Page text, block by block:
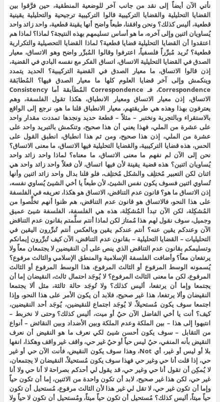
نأتي الآن أيضاً إلى نقد من جانب آخر للوضعية المنطقية، حين فرَّقوا بين
القضايا التحليلية والقضايا التركيبية قالوا التركيبية ترجيحية والتحليلية يقينية
قطعية، أليس كذلك؟ ونحن وافقنا، طبعاً واضح أنها يقينة قطعية، واحد زائد واحد
يُساويان اثنين وإلى آخره، ما هو أساس تسليمهم بهذه النتيجة؟ لماذا؟ لماذا هم
اعتقدوا أن القضايا التحليلية قضايا قطعية؟ لماذا القضايا التحصيلية والتكرارية
قطعية؟ نُريد مُبرِّراً فلسفياً، اعترفوا وقالوا المُبرِّر واضح وهو الاتساق، معيار
الصدق في القضايا التحليلية الاتساق، اتساق الفكر مع نفسه البادي في القضية،
إذن قالوا الاتساق، ما معيار الصدق في القضية التركيبية؟ الحديد يتمدد
وينكمش وإلى آخر قضايا العلوم كلها ما معيار الصدق فيها؟ المُطابَقة
Correspondence، فـ Correspondence المُطاَبقة أما Consistency
الاتساق، إذن معيار الاتساق ومعيار الانطباق، هكذا تقول الفلسفة، وهم
يعترفون بهذا وهذه هي طريقتهم، معيار الانطباق قلنا ما هو، نرجع إلى الواقع
بالاستقراء وبالتجربة ونختبر – مثلاً – قطعة حديد ونجدها تمددت مقدار واحد
على عشرة من الملي، فهذا يعني أن هذا صحيح، وتنكمش بالتبريد واحد على
عشرة من الملي، إذن هذا صحيح، ومن ثم هذا انطباق، انطبق القول على
الحس، هذه قضايا التركيبية، والقضايا التحليلية فيها الاتساق، ما معنى الاتساق؟
نحن إلى الآن لم نفهم ما معنى الاتساق، ما معناه؟ لماذا واحد زائد واحد
يُساويان اثنين؟ هذه قضية يقينة لأن فيها اتساق، لأن فعلاً واحد زائد واحد هي
اثنان لكن التعبير مُختلِف والشكل مُختلِف، فلو قلنا بدال واحد زائد اثنين وأنها
تُساوي اثنين فسوف يكون نفس الشيئ، لأن طبعاً يا أخي الشيئ يُساوي نفسه،
إذن الاتساق ما هو؟ قانون عدم التناقض، الاتساق هو هكذا، تعريفه في الفلسفة
على هذا النحو، فالاتساق هو قانون عدم التناقض، هم ظنوا أنهم تخلَّصوا من
المُشكِلة، لكن الآن تبدأ المُشكِلة، هذه هي الفلسفة، الفلسفة شيئ عميق
وجميل، سوف نقول لهم هذا مُمتاز لكن لماذا أنتم سلَّمتم بقانون عدم التناقض
الآن وعندكم يقين عنه؟ أنتم عندكم يقين وبالعكس أنتم تُبرِّرون اليقين في
التحليليات – القضايا التحليلية – بقانون عدم التناقض، الآن كيف تُبرِّرون إيمانكم
وتسليمكم بقانون عدم التناقض الذي ينص على أن النقيضين لا يجتمعان معاً ولا
يرتفعان معاً؟ وأضافت الفلسفة الإسلامية والمنطق الإسلامي والثالث مرفوع؟
يُسمونه الوسط المرفوع أو الثالث المرفوع، هذا الوسط المرفوع أو الثالث
المرفوع، لكن ما معنى الثالث المرفوع؟ لا يُوجَد احتمال ثالث، النقيضان إما أن
يجتمعا وإما أن يرتفعا، أليس كذلك؟ ولا تُوجَد حالة ثالثة، مثل ألا يجتمعا
النقيضان وألا يرتفعا، هذا غير صحيح، فلابد أن يكون الأمر على هذا النحو، وإذا
اجتمعا سوف يكون مُستحيلاً، لا يُوجَد اجتماع للنقيضين، يُوجَد أحد النقيضين،
كيف؟ أنت يا أخي الفاضل الآن حيٌ أو ميت، أليس كذلك؟ وحتى لا نخربط –
انتبهوا إلى هذا – بين الملكة وعدم الملكة وبين الأضداد وبين النقائض – أنواع
من التقابل – سوف يكون أحسن شيئ لكي نعرف ما هو النقيض أن نعرف
النقيض بأنه المنفي، حيٌ ليس حياً أو حيٌ غير حي، واقف غير واقف وهكذا، انفها
بلا أو ليس أو غير، أي Not، وهذا سوف يكون النقيض، فأنت الآن حي أو غير
حي، إذا قلت أنا حي وغير حي فهذا سوف يكون مُستحيلاً، النقيضان لا يجتمعان،
لا يُمكِن أن تقول أنا حي وغير حي، قد يقول لي أحدكم بصراحة لا أنا حي ولا أنا
غير حي، لكن هذا غير صحيح، لابد أن تكون واحدة من الاثنين، إما أن تكون حياً
وإما أن تكون غير حي، لا تقل لي غير هذا لأن الثالث مرفوع، مُستحيل أن تكون
حياً ميتاً، أليس كذلك؟ مُستحيل أن تكون حياً ميتاً، ومُستحيل أن تكون لا حياً ولا